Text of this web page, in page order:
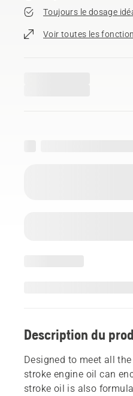
Toujours le dosage
Voir toutes les
Description du
Designed to meet all
stroke engine oil can
stroke oil is also